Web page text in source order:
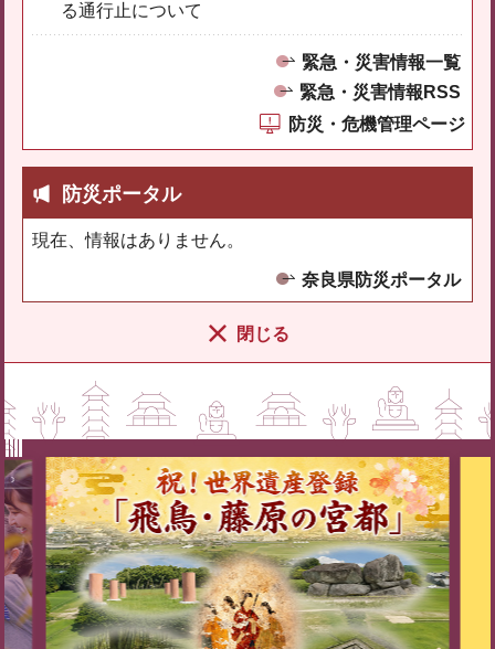
る通行止について
緊急・災害情報一覧
緊急・災害情報RSS
防災・危機管理ページ
防災ポータル
現在、情報はありません。
奈良県防災ポータル
閉じる